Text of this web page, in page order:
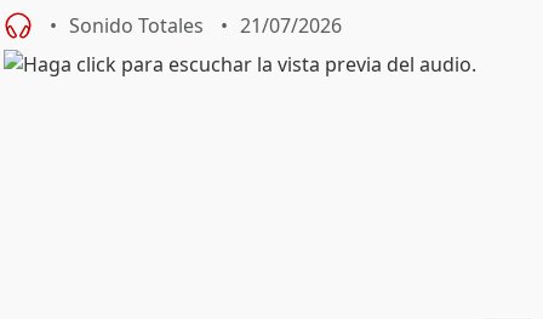
Sonido Totales 21/07/2026